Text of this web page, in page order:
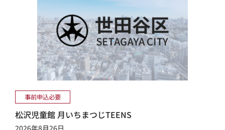
事前申込必要
松沢児童館 月いちまつじTEENS